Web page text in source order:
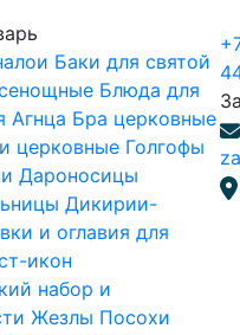
Баки для святой
Блюда для
Агнца Бра церковные
церковные Голгофы
Дароносицы
Дикирии-
и оглавия для
икон
набор и
Жезлы Посохи